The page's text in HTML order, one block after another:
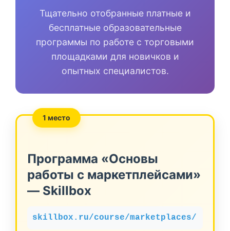
Тщательно отобранные платные и
бесплатные образовательные
программы по работе с торговыми
площадками для новичков и
опытных специалистов.
1 место
Программа «Основы
работы с маркетплейсами»
— Skillbox
skillbox.ru/course/marketplaces/